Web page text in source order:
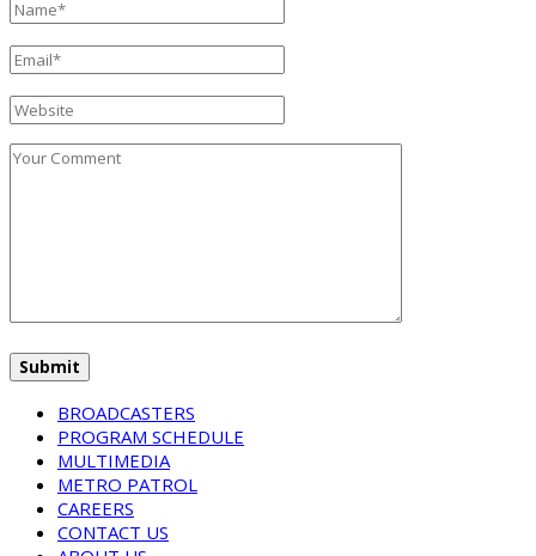
BROADCASTERS
PROGRAM SCHEDULE
MULTIMEDIA
METRO PATROL
CAREERS
CONTACT US